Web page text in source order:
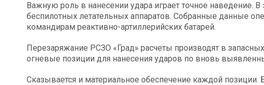
Важную роль в нанесении удара играет точное наведение.
беспилотных летательных аппаратов. Собранные данные
командирам реактивно-артиллерийских батарей.
Перезаряжание РСЗО «Град» расчеты производят в
огневые позиции для нанесения ударов по вновь
Сказывается и материальное обеспечение каждой